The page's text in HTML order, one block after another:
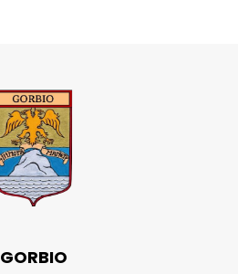
GORBIO